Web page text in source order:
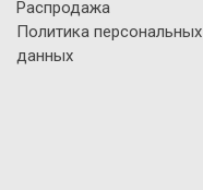
Распродажа
Политика персональных
данных